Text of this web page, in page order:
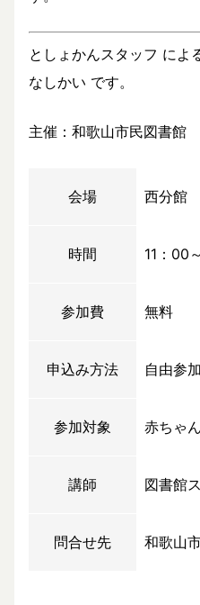
としょかんスタッフ によ
なしかい です。
主催：和歌山市民図書館
会場 西分館
時間 11：00
参加費 無料
申込み方法 自由参加
参加対象 赤ちゃん
講師 図書館
問合せ先 和歌山